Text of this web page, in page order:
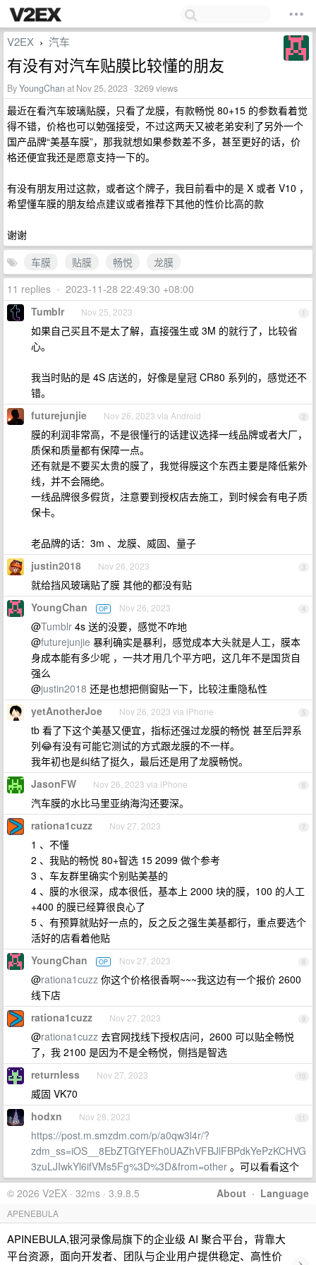
V2EX › 汽车
有没有对汽车贴膜比较懂的朋友
ByYoungChan at Nov 25, 2023 · 3269 views
最近在看汽车玻璃贴膜，只看了龙膜，有款畅悦 80+15 的参数看着觉
得不错，价格也可以勉强接受，不过这两天又被老弟安利了另外一个
国产品牌“美基车膜”，那我就想如果参数差不多，甚至更好的话，价
格还便宜我还是愿意支持一下的。
有没有朋友用过这款，或者这个牌子，我目前看中的是 X 或者 V10 ，
希望懂车膜的朋友给点建议或者推荐下其他的性价比高的款
谢谢
车膜
贴膜 畅悦
龙膜
11 replies • 2023-11-28 22:49:30 +08:00
1
Tumblr Nov 25, 2023
如果自己买且不是太了解，直接强生或 3M 的就行了，比较省
心。
我当时贴的是 4S 店送的，好像是皇冠 CR80 系列的，感觉还不
错。
2
futurejunjie Nov 26, 2023 via Android
膜的利润非常高，不是很懂行的话建议选择一线品牌或者大厂，
质保和质量都有保障一点。
还有就是不要买太贵的膜了，我觉得膜这个东西主要是降低紫外
线，并不会隔绝。
一线品牌很多假货，注意要到授权店去施工，到时候会有电子质
保卡。
老品牌的话：3m 、龙膜、威固、量子
3
justin2018 Nov 26, 2023
就给挡风玻璃贴了膜 其他的都没有贴
4
YoungChan OP Nov 26, 2023
@Tumblr 4s 送的没要，感觉不咋地
@futurejunjie 暴利确实是暴利，感觉成本大头就是人工，膜本
身成本能有多少呢 ，一共才用几个平方吧，这几年不是国货自
强么
@justin2018 还是也想把侧窗贴一下，比较注重隐私性
5
yetAnotherJoe Nov 26, 2023 via iPhone
tb 看了下这个美基又便宜，指标还强过龙膜的畅悦 甚至后羿系
列😂有没有可能它测试的方式跟龙膜的不一样。
我年初也是纠结了挺久，最后还是用了龙膜畅悦。
6
JasonFW Nov 26, 2023 via iPhone
汽车膜的水比马里亚纳海沟还要深。
7
rationa1cuzz Nov 27, 2023
1 、不懂
2 、我贴的畅悦 80+智选 15 2099 做个参考
3 、车友群里确实个别贴美基的
4 、膜的水很深，成本很低，基本上 2000 块的膜，100 的人工
+400 的膜已经算很良心了
5 、有预算就贴好一点的，反之反之强生美基都行，重点要选个
活好的店看着他贴
8
YoungChan OP Nov 27, 2023
@rationa1cuzz 你这个价格很香啊~~~我这边有一个报价 2600
线下店
9
rationa1cuzz Nov 27, 2023
@rationa1cuzz 去官网找线下授权店问，2600 可以贴全畅悦
了，我 2100 是因为不是全畅悦，侧挡是智选
10
returnless Nov 27, 2023
威固 VK70
11
hodxn Nov 28, 2023
https://post.m.smzdm.com/p/a0qw3l4r/?
zdm_ss=iOS__8EbZTGfYEFh0UAZhVFBJlFBPdkYePzKCHVG
3zuLJIwkYl6ifVMs5Fg%3D%3D&from=other 。可以看看这个
About · Language
© 2026 V2EX · 32ms · 3.9.8.5
APENEBULA
APINEBULA,银河录像局旗下的企业级 AI 聚合平台，背靠大
平台资源，面向开发者、团队与企业用户提供稳定、高性价